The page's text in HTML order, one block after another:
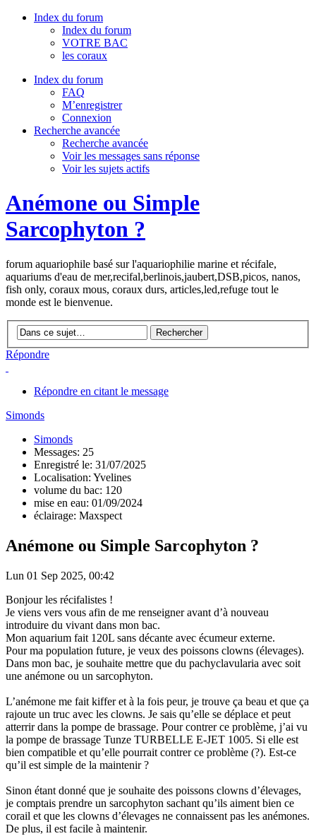
Index du forum
Index du forum
VOTRE BAC
les coraux
Index du forum
FAQ
M’enregistrer
Connexion
Recherche avancée
Recherche avancée
Voir les messages sans réponse
Voir les sujets actifs
Anémone ou Simple
Sarcophyton ?
forum aquariophile basé sur l'aquariophilie marine et récifale,
aquariums d'eau de mer,recifal,berlinois,jaubert,DSB,picos, nanos,
fish only, coraux mous, coraux durs, articles,led,refuge tout le
monde est le bienvenue.
Répondre
Répondre en citant le message
Simonds
Simonds
Messages: 25
Enregistré le: 31/07/2025
Localisation: Yvelines
volume du bac: 120
mise en eau: 01/09/2024
éclairage: Maxspect
Anémone ou Simple Sarcophyton ?
Lun 01 Sep 2025, 00:42
Bonjour les récifalistes !
Je viens vers vous afin de me renseigner avant d’à nouveau
introduire du vivant dans mon bac.
Mon aquarium fait 120L sans décante avec écumeur externe.
Pour ma population future, je veux des poissons clowns (élevages).
Dans mon bac, je souhaite mettre que du pachyclavularia avec soit
une anémone ou un sarcophyton.
L’anémone me fait kiffer et à la fois peur, je trouve ça beau et que ça
rajoute un truc avec les clowns. Je sais qu’elle se déplace et peut
atterrir dans la pompe de brassage. Pour contrer ce problème, j’ai vu
la pompe de brassage Tunze TURBELLE E-JET 1005. Si elle est
bien compatible et qu’elle pourrait contrer ce problème (?). Est-ce
qu’il est simple de la maintenir ?
Sinon étant donné que je souhaite des poissons clowns d’élevages,
je comptais prendre un sarcophyton sachant qu’ils aiment bien ce
corail et que les clowns d’élevages ne connaissent pas les anémones.
De plus, il est facile à maintenir.